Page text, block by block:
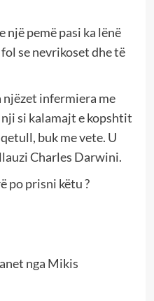
pemë pasi ka lënë
se nevrikoset dhe të
njëzet infermiera me
si kalamajt e kopshtit
buk me vete. U
Charles Darwini.
po prisni këtu ?
nga Mikis